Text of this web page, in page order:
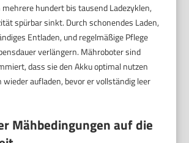
hundert bis tausend Ladezyklen,
spürbar sinkt. Durch schonendes Laden,
Entladen, und regelmäßige Pflege
verlängern. Mähroboter sind
dass sie den Akku optimal nutzen
aufladen, bevor er vollständig leer
Mähbedingungen auf die